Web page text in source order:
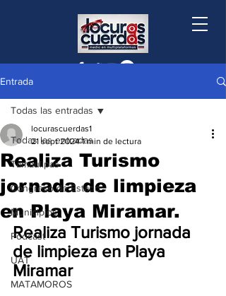
Entrada
Todas las entradas
Tamaulipas
Congreso de Estado
Municipios
Podcast
UAT
MATAMOROS
Todas las entradas
Realiza Turismo
jornada de limpieza
en Playa Miramar.
locurascuerdas1
21 sept 2024 1 min de lectura
Realiza Turismo jornada
de limpieza en Playa
Miramar